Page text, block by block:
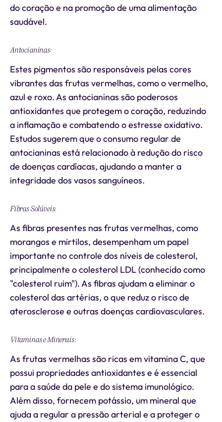
do coração e na promoção de uma alimentação
saudável.
Antocianinas:
Estes pigmentos são responsáveis pelas cores
vibrantes das frutas vermelhas, como o vermelho,
azul e roxo. As antocianinas são poderosos
antioxidantes que protegem o coração, reduzindo
a inflamação e combatendo o estresse oxidativo.
Estudos sugerem que o consumo regular de
antocianinas está relacionado à redução do risco
de doenças cardíacas, ajudando a manter a
integridade dos vasos sanguíneos.
Fibras Solúveis:
As fibras presentes nas frutas vermelhas, como
morangos e mirtilos, desempenham um papel
importante no controle dos níveis de colesterol,
principalmente o colesterol LDL (conhecido como
"colesterol ruim"). As fibras ajudam a eliminar o
colesterol das artérias, o que reduz o risco de
aterosclerose e outras doenças cardiovasculares.
Vitaminas e Minerais:
As frutas vermelhas são ricas em vitamina C, que
possui propriedades antioxidantes e é essencial
para a saúde da pele e do sistema imunológico.
Além disso, fornecem potássio, um mineral que
ajuda a regular a pressão arterial e a proteger o